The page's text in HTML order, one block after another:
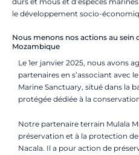
le développement socio-
Nous menons nos actions au sein
Mozambique
Le 1er janvier 2025, nous avons
partenaires en s’associant avec
Marine Sanctuary, situé dans la
protégée dédiée à la
Notre partenaire terrain Mulala
préservation et à la protection
Nacala. Il a pour action de